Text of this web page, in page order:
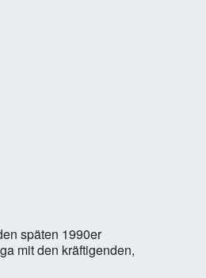
späten 1990er
mit den kräftigenden,